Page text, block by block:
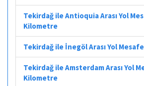
Tekirdağ ile Antioquia Arası Yol
Kilometre
Tekirdağ ile İnegöl Arası Yol
Tekirdağ ile Amsterdam Arası Yol
Kilometre